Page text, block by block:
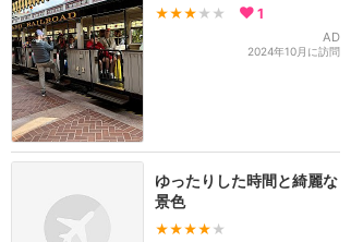
★★★ ★★ 1
AD
2024年10月に訪問
ゆったりした時間と綺麗な
景色
★★★★ ★